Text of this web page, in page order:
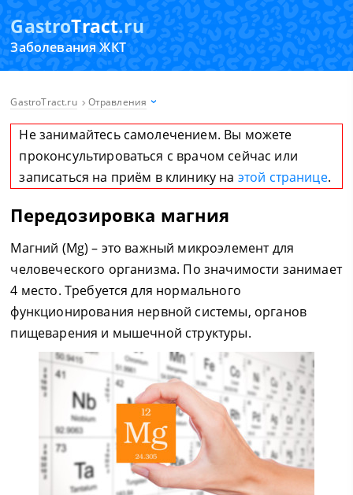
GastroTract.ru
Заболевания ЖКТ
GastroTract.ru Отравления
Не занимайтесь самолечением. Вы можете
проконсультироваться с врачом сейчас или
записаться на приём в клинику на этой странице.
Передозировка магния
Магний (Mg) – это важный микроэлемент для
человеческого организма. По значимости занимает
4 место. Требуется для нормального
функционирования нервной системы, органов
пищеварения и мышечной структуры.